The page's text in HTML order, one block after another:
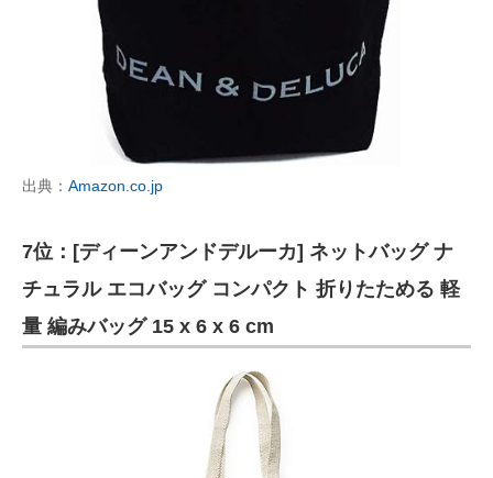
出典： Amazon.co.jp
7位：[ディーンアンドデルーカ] ネットバッグ ナ
チュラル エコバッグ コンパクト 折りたためる 軽
量 編みバッグ 15 x 6 x 6 cm